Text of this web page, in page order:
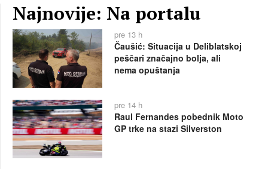
Najnovije: Na portalu
pre 13 h
Čaušić: Situacija u Deliblatskoj
peščari značajno bolja, ali
nema opuštanja
pre 14 h
Raul Fernandes pobednik Moto
GP trke na stazi Silverston